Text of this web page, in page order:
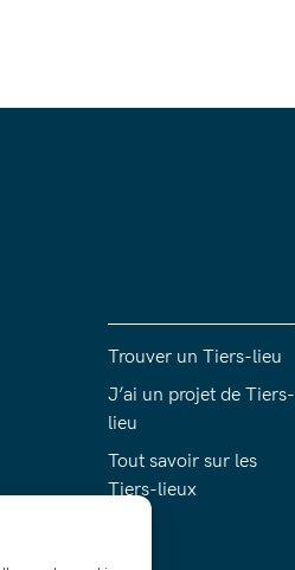
Trouver un Tiers-lieu
J’ai un projet de Tiers-
lieu
Tout savoir sur les
Tiers-lieux